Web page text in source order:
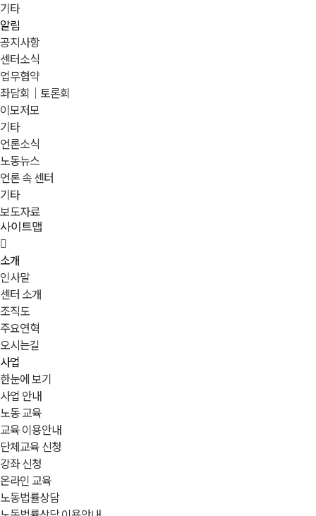
기타
알림
공지사항
센터소식
업무협약
좌담회｜토론회
이모저모
기타
언론소식
노동뉴스
언론 속 센터
기타
보도자료
사이트맵
소개
인사말
센터 소개
조직도
주요연혁
오시는길
사업
한눈에 보기
사업 안내
노동 교육
교육 이용안내
단체교육 신청
강좌 신청
온라인 교육
노동법률상담